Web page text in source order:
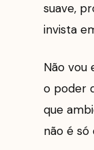
suave,
invista
Não vou
o poder
que
não é